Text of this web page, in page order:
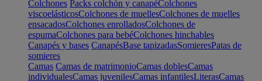
Colchones Packs colchón y canapéColchones
viscoelásticosColchones de muellesColchones de muelles
ensacadosColchones enrolladosColchones de
espumaColchones para bebéColchones hinchables
Canapés y bases CanapésBase tapizadasSomieresPatas de
somieres
Camas Camas de matrimonioCamas doblesCamas
individualesCamas juvenilesCamas infantilesLiterasCamas